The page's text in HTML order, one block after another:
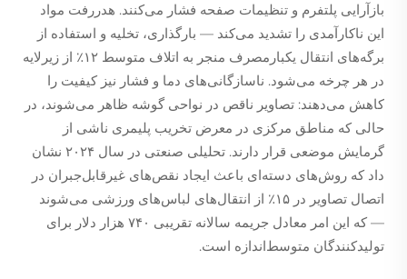
بازآرایی پلتفرم و تنظیمات صفحه فشار می‌کنند. هدررفت مواد
این ناکارآمدی را تشدید می‌کند — بارگذاری، تخلیه و استفاده از
برگه‌های انتقال یکبارمصرف منجر به اتلاف متوسط ۱۲٪ از زیرلایه
در هر چرخه می‌شود. ناسازگانی‌های دما و فشار نیز کیفیت را
کاهش می‌دهند: تصاویر ناقص در نواحی گوشه ظاهر می‌شوند، در
حالی که مناطق مرکزی در معرض تخریب پلیمری ناشی از
گرمایش موضعی قرار دارند. تحلیلی صنعتی در سال ۲۰۲۴ نشان
داد که روش‌های دسته‌ای باعث ایجاد نقص‌های غیرقابل‌جبران در
اتصال تصاویر در ۱۵٪ از انتقال‌های لباس‌های ورزشی می‌شوند
— که این امر معادل جریمه سالانه تقریبی ۷۴۰ هزار دلار برای
تولیدکنندگان متوسط‌اندازه است.